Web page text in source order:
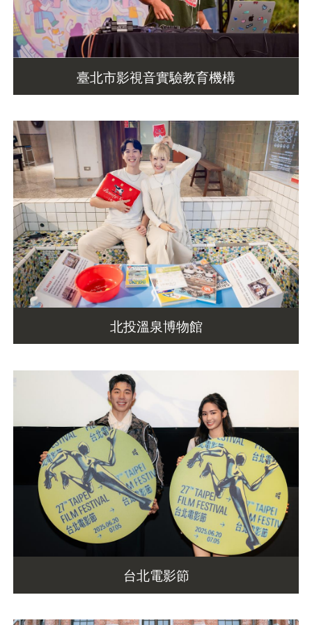
臺北市影視音實驗教育機構
北投溫泉博物館
台北電影節